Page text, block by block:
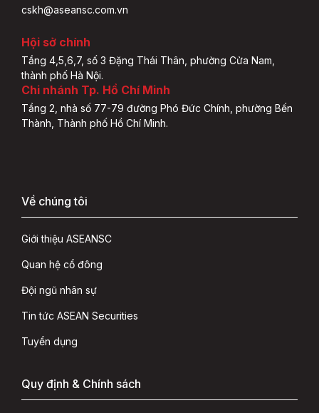
cskh@aseansc.com.vn
Hội sở chính
Tầng 4,5,6,7, số 3 Đặng Thái Thân, phường Cửa Nam,
thành phố Hà Nội.
Chi nhánh Tp. Hồ Chí Minh
Tầng 2, nhà số 77-79 đường Phó Đức Chính, phường Bến
Thành, Thành phố Hồ Chí Minh.
Về chúng tôi
Giới thiệu ASEANSC
Quan hệ cổ đông
Đội ngũ nhân sự
Tin tức ASEAN Securities
Tuyển dụng
Quy định & Chính sách